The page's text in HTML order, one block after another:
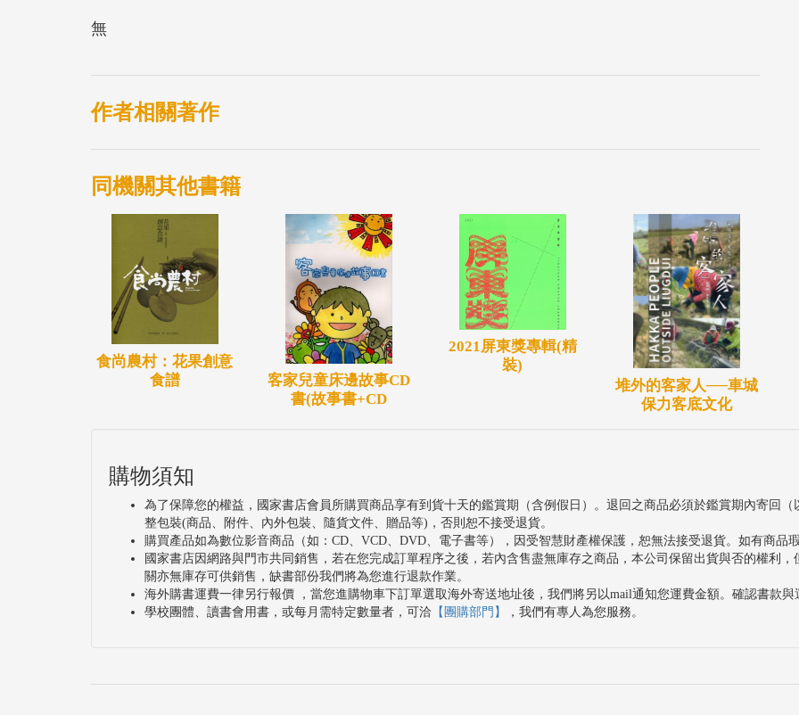
無
作者相關著作
同機關其他書籍
食尚農村：花果創意
食譜
客家兒童床邊故事CD
書(故事書+CD
2021屏東獎專輯(精
裝)
堆外的客家人──車城
保力客底文化
購物須知
為了保障您的權益，國家書店會員所購買商品享有到貨十天的鑑賞期（含例假日）。退回之商品必須於鑑賞期內寄回
整包裝(商品、附件、內外包裝、隨貨文件、贈品等)，否則恕不接受退貨。
購買產品如為數位影音商品（如：CD、VCD、DVD、電子書等），因受智慧財產權保護，恕無法接受退貨。如有商品
國家書店因網路與門市共同銷售，若在您完成訂單程序之後，若內含售盡無庫存之商品，本公司保留出貨與否的權利
關亦無庫存可供銷售，缺書部份我們將為您進行退款作業。
海外購書運費一律另行報價 ，當您進購物車下訂單選取海外寄送地址後，我們將另以mail通知您運費金額。確認書款
學校團體、讀書會用書，或每月需特定數量者，可洽 【團購部門】 ，我們有專人為您服務。